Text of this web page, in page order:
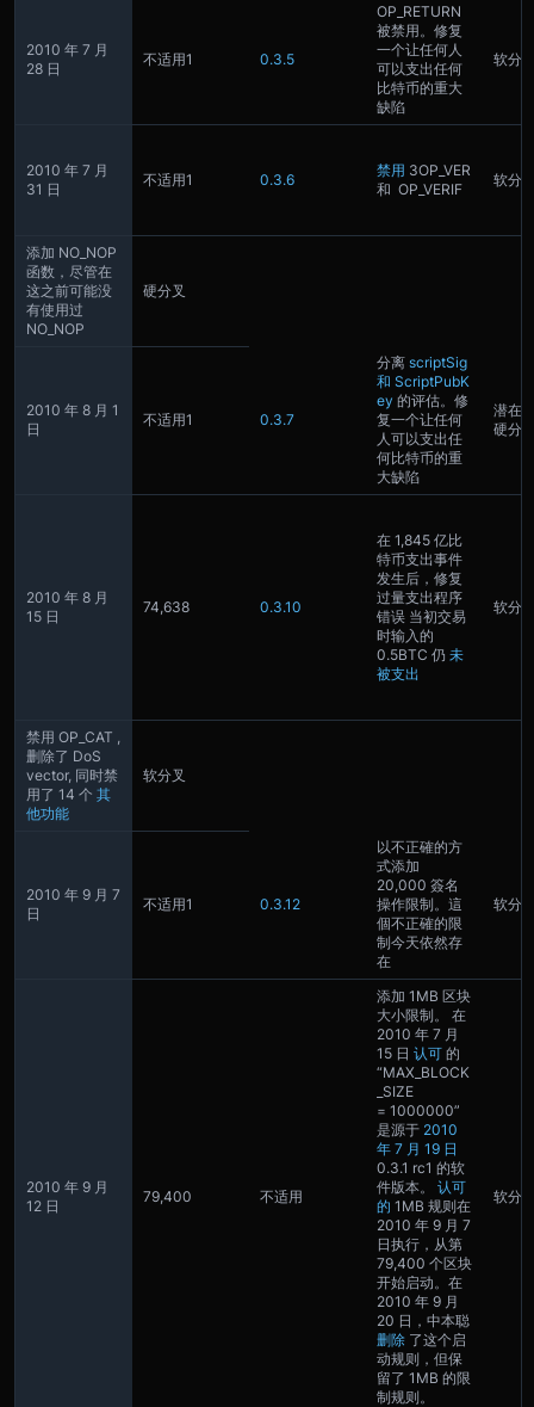
2010 年 7 月
28 日
不适用1 0.3.5
OP_RETURN
被禁用。修复
一个让任何人
可以支出任何
比特币的重大
缺陷
软分
2010 年 7 月
31 日
不适用1 0.3.6
禁用 3OP_VER
和 OP_VERIF
软分
添加 NO_NOP
函数，尽管在
这之前可能没
有使用过
NO_NOP
硬分叉
2010 年 8 月 1
日
不适用1 0.3.7
分离 scriptSig
和 ScriptPubK
ey 的评估。修
复一个让任何
人可以支出任
何比特币的重
大缺陷
潜在
硬分
2010 年 8 月
15 日
74,638 0.3.10
在 1,845 亿比
特币支出事件
发生后，修复
过量支出程序
错误 当初交易
时输入的
0.5BTC 仍 未
被支出
软分
禁用 OP_CAT ,
删除了 DoS
vector, 同时禁
用了 14 个 其
他功能
软分叉
2010 年 9 月 7
日
不适用1 0.3.12
以不正確的方
式添加
20,000 簽名
操作限制。這
個不正確的限
制今天依然存
在
软分
2010 年 9 月
12 日
79,400 不适用
添加 1MB 区块
大小限制。 在
2010 年 7 月
15 日 认可 的
“MAX_BLOCK
_SIZE
= 1000000”
是源于 2010
年 7 月 19 日
0.3.1 rc1 的软
件版本。 认可
的 1MB 规则在
2010 年 9 月 7
日执行，从第
79,400 个区块
开始启动。在
2010 年 9 月
20 日，中本聪
删除 了这个启
动规则，但保
留了 1MB 的限
制规则。
软分